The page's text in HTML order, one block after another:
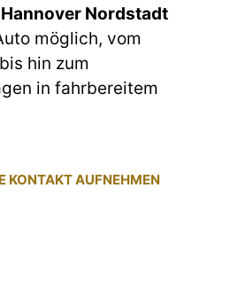
Nordstadt
möglich, vom
hin zum
in fahrbereitem
KONTAKT AUFNEHMEN